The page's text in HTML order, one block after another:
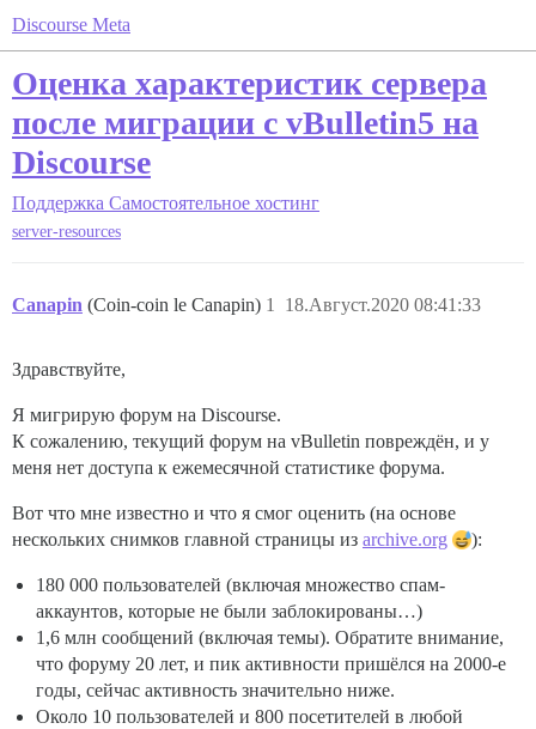
Discourse Meta
Оценка характеристик сервера
после миграции с vBulletin5 на
Discourse
Поддержка Самостоятельное хостинг
server-resources
Canapin (Coin-coin le Canapin) 18.Август.2020 08:41:33
1
Здравствуйте,
Я мигрирую форум на Discourse.
К сожалению, текущий форум на vBulletin повреждён, и у
меня нет доступа к ежемесячной статистике форума.
Вот что мне известно и что я смог оценить (на основе
нескольких снимков главной страницы из archive.org ):
180 000 пользователей (включая множество спам-
аккаунтов, которые не были заблокированы…)
1,6 млн сообщений (включая темы). Обратите внимание,
что форуму 20 лет, и пик активности пришёлся на 2000-е
годы, сейчас активность значительно ниже.
Около 10 пользователей и 800 посетителей в любой